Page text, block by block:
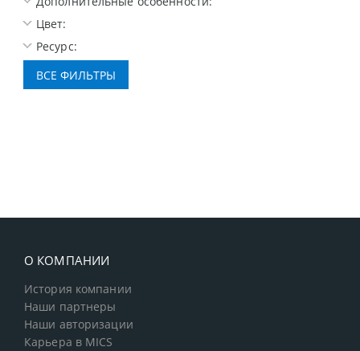
Цвет:
Ресурс:
О КОМПАНИИ
История компании
Наши партнеры
Наши авторизации
Карьера в MICS